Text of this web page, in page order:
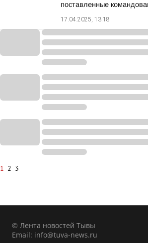
поставленные
17.04.2025, 13:18
1 2 3
© Лента новостей Тывы
Email: info@tuva-news.ru